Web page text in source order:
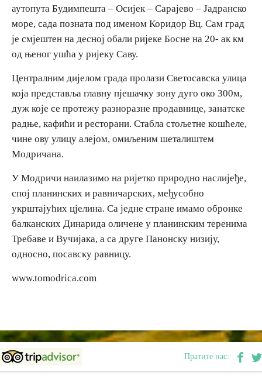
аутопута Будимпешта – Осијек – Сарајево – Јадранско
море, сада позната под именом Коридор Вц. Сам град
је смјештен на десној обали ријеке Босне на 20- ак км
од њеног ушћа у ријеку Саву.
Централним дијелом града пролази Светосавска улица
која представља главну пјешачку зону дуго око 300м,
дуж које се протежу разноразне продавнице, занатске
радње, кафићи и ресторани. Стабла стољетне кошћеле,
чине ову улицу алејом, омиљеним шеталиштем
Модричана.
У Модричи наилазимо на ријетко природно наслијеђе,
спој планинских и равничарских, међусобно
укрштајућих цјелина. Са једне стране имамо обронке
балканских Динарида оличене у планинским теренима
Требаве и Вучијака, а са друге Панонску низију,
односно, посавску равницу.
www.tomodrica.com
Пратите нас: